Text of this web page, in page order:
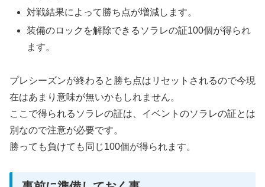
対戦結果によって勝ち点が増減します。
装備のロックを解除できるソラレの証100個が得られ
ます。
プレシーズンが終わると勝ち点はリセットされるので今現
在はあまり意味が無いかもしれません。
ここで得られるソラレの証は、イベントのソラレの証とは
別なので注意が必要です。
勝っても負けても同じ100個が得られます。